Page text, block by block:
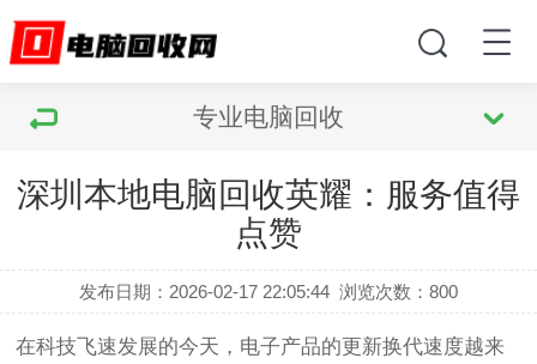
专业电脑回收
深圳本地电脑回收英耀：服务值得
点赞
发布日期：2026-02-17 22:05:44 浏览次数：800
在科技飞速发展的今天，电子产品的更新换代速度越来